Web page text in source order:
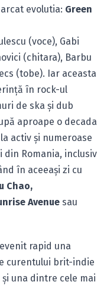
evolutia: Green
(voce), Gabi
(chitara), Barbu
(tobe). Iar aceasta
în rock-ul
de ska şi dub
aproape o decada
activ şi numeroase
Romania, inclusiv
în aceeaşi zi cu
Chao,
Avenue sau
rapid una
curentului brit-indie
una dintre cele mai